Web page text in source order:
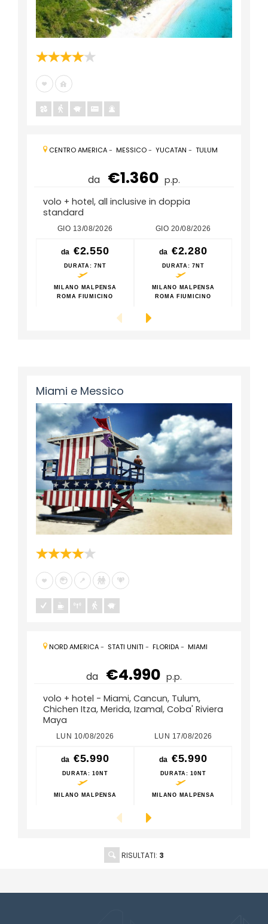
CENTRO AMERICA- MESSICO- YUCATAN - TULUM
da €1.360 p.p.
volo + hotel, all inclusive in doppia
standard
GIO 13/08/2026
da €2.550
DURATA: 7NT
MILANO MALPENSA
ROMA FIUMICINO
GIO 20/08/2026
da €2.280
DURATA: 7NT
MILANO MALPENSA
ROMA FIUMICINO
Miami e Messico
NORD AMERICA- STATI UNITI - FLORIDA- MIAMI
da €4.990 p.p.
volo + hotel - Miami, Cancun, Tulum,
Chichen Itza, Merida, Izamal, Coba' Riviera
Maya
LUN 10/08/2026
da €5.990
DURATA: 10NT
MILANO MALPENSA
LUN 17/08/2026
da €5.990
DURATA: 10NT
MILANO MALPENSA
RISULTATI: 3